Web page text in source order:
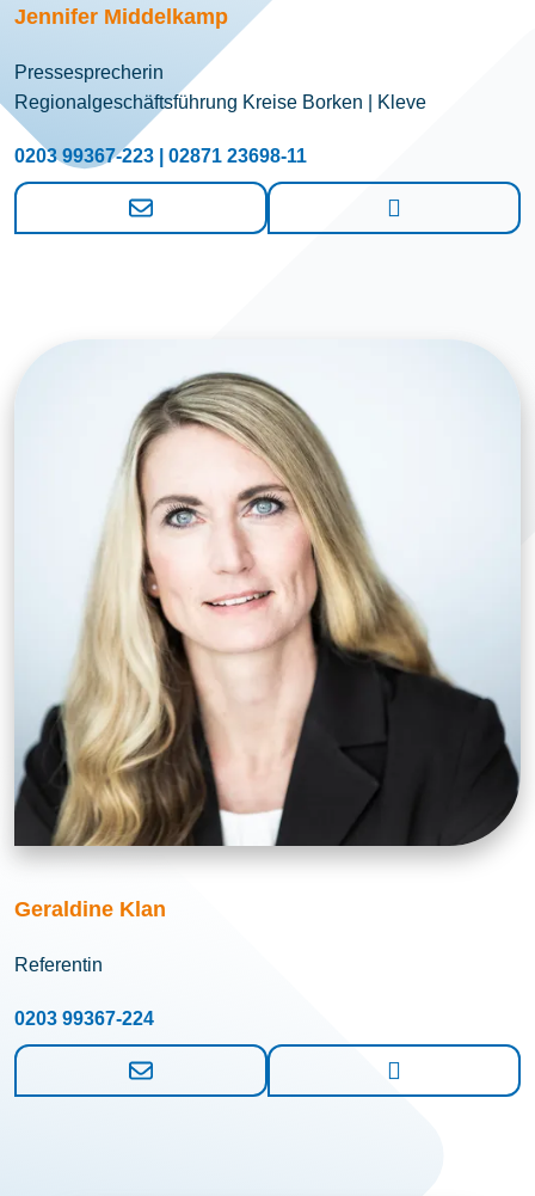
Jennifer Middelkamp
Pressesprecherin
Regionalgeschäftsführung Kreise Borken | Kleve
0203 99367-223 | 02871 23698-11
Geraldine Klan
Referentin
0203 99367-224